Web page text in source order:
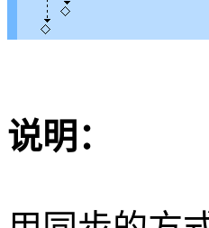
说明：